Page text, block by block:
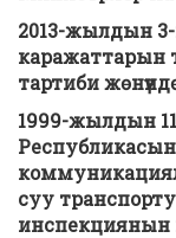
2013-жылдын
каражаттарын
тартиби
1999-жылдын
суу
инспекциянын